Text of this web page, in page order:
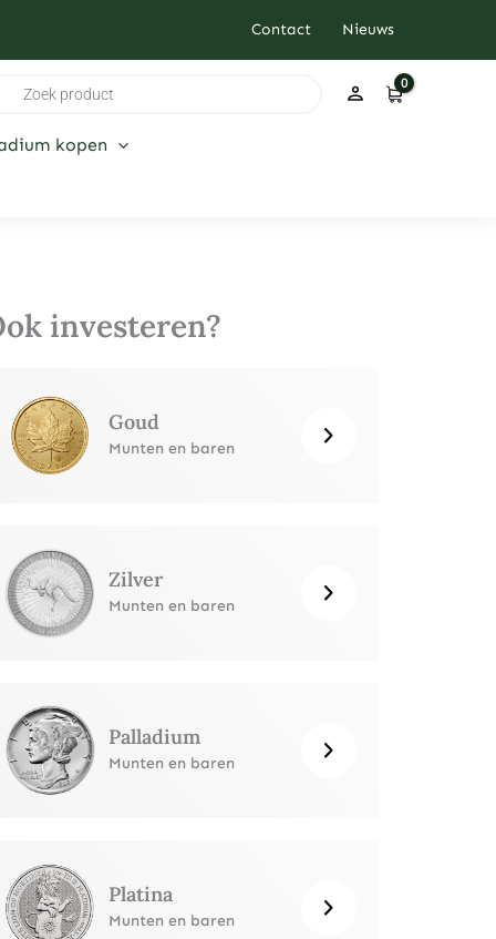
Contact Nieuws
kopen
investeren?
Goud
Munten en baren
Zilver
Munten en baren
Palladium
Munten en baren
Platina
Munten en baren